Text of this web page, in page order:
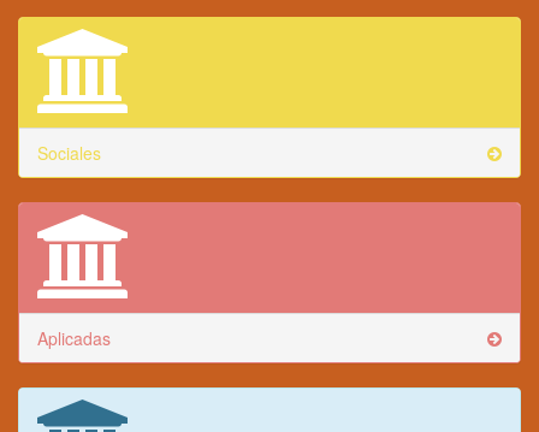
Sociales
Aplicadas